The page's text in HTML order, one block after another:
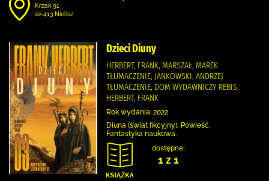
Krzak 91
22-413 Nielisz
Dzieci Diuny
HERBERT, FRANK, MARSZAŁ, MAREK
TŁUMACZENIE, JANKOWSKI, ANDRZEJ
TŁUMACZENIE, DOM WYDAWNICZY REBIS,
HERBERT, FRANK
Rok wydania: 2022
Diuna (świat fikcyjny), Powieść,
Fantastyka naukowa.
dostępne:
1 z 1